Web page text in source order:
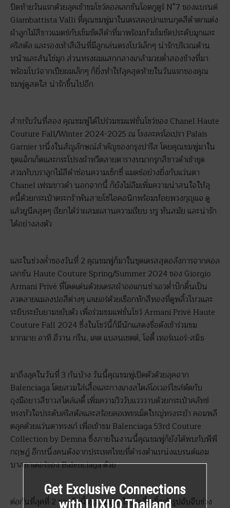
ปิดท้ายวันแรกด้วยลุคเข้าชมโชว์คอลเลกชันโอตกูตูร์ N°7 ของแบรนด์
Giambattista Valli ที่คุณชมพู่มาในเดรสคอปกแขนกุดสีดำตกแต่ง
ผ้าลูกไม้สีขาวแมตช์กับเข็มขัดสีดำที่มาพร้อมหัวเข็มขัดประดับมุกและ
คริสตัล และรองเท้าสีเงินที่มีลูกเล่นตรงโบว์เล็กๆ น่ารักบริเวณด้าน
หน้าและส้นไข่มุก ส่วนทรงผมแสกกลางเกล้ามวยต่ำสองข้างที่มา
พร้อมโบว์จากเปียผมเล็กๆ ก็ยิ่งทำให้ลุคสุดท้ายในวันแรกของคุณ
ชมพู่ดูสดใส น่ารักขึ้นไปอีก
สำหรับวันที่สอง คุณชมพู่ได้ไปร่วมชมแฟชั่นโชว์ของ Chanel Haute
Couture Fall/Winter 2024-2025 ณ โรงละครโอเปรา Palais
Garnier หนึ่งในสัญลักษณ์สำคัญของกรุงปารีส โดยคุณชมพู่มาใน
ชุดแจ็กเก็ตและกระโปรงผ้าทวีตลายตารางหมากรุกสีขาวดำเข้าชุด
สวมทับบราลูกไม้สีดำซ่อนความเซ็กซี่ แมตช์อย่างยิ่งกับแว่นตา
Chanel เฟรมขาวดำ นอกจากนี้ ก็ยังไม่ลืมเพิ่มความน่าสนใจให้ลุ
คนี้ด้วยกระเป๋าตระกร้าพันสายโซ่ไอคอนิกพร้อมห้อยพวงกุญแจ ดู
แล้วยูนีคสุดๆ เรียกได้ว่าผสมผสานความเรียบ หรู ทันสมัย และน่ารัก
ได้อย่างลงตัว
และในช่วงค่ำของวันที่ 2 คุณชมพู่ก็มาในชุดเดรสสุดอลังการจากคอล
เลกชัน Haute Couture Spring/Summer 2024 ของ Giorgio
Armani Privé ที่โดดเด่นด้วยเดรสผ้าออแกนซ่าเอวต่ำปักดิ้นเป็น
ลวดลายแมลงปอสีต่างๆ เลเยอร์ด้วยเชือกทักสีทองที่ดูพลิ้วไหวและ
ระยิบระยับยามขยับตัว เพื่อร่วมชมแฟชั่นโชว์ Armani Privé Haute
Couture Fall 2024 ซึ่งในโชว์นี้ก็มีนักแสดงชื่อดังเข้าร่วมชม
มากมาย อาทิ อีวาน กรีน, เคต แบลนเชตต์, โจดี้ เทอร์เนอร์-สมิธ
มาถึงลุคในวันที่ 3 กันบ้าง วันนี้คุณชมพู่เปิดตัวด้วยลุคจาก
Balenciaga โดยสวมใส่เสื้อและกางเกงสไตล์โอเวอร์ไซส์ตัดกับ
ถุงมือยาวสีขาวสไตล์เลดี้ เพิ่มความวิววับแวววาบด้วยกระเป๋าคลัทช์
ทรงหัวใจประดับคริสตัลและสร้อยคอเพชรเม็ดใหญ่ทรงระย้า คอมพลี
ตลุคด้วยแว่นตาทรงเก๋ เพื่อเข้าชม Balenciaga 53rd Couture
Collection by Demna ซึ่งภายในงานนี้คุณชมพู่ก็ยังได้พบกับพีพี
กฤษฏ์ อีกหนึ่งคนดังจากประเทศไทยที่ดำรงตำแหน่งแบรนด์แอม
บาสซาเดอร์ของ Balenciaga ด้วย
ต่อกันที่ลุคที่ 2 ของวันนี้ คุณชมพู่มาในลุคเสื้อเชิ้ตเข้ารูปจับจีบช่วง
Get Exclusive Connections
with LUXUO Thailand